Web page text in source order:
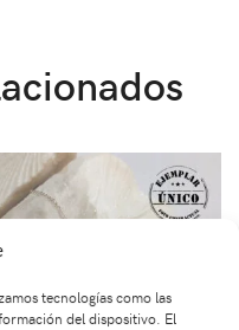
tecnologías como las
del dispositivo. El